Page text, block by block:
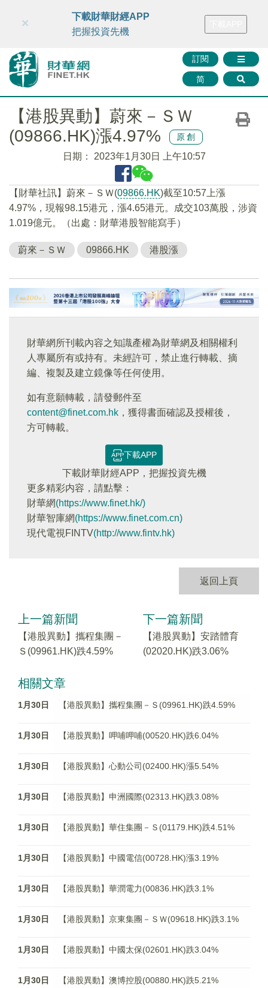
財華智庫網 FINTV FINMETA 財華證券 媒體矩陣
訂閱
简
×
下載財華財經APP
把握投資先機
【港股異動】蔚來－ＳＷ
(09866.HK)漲4.97%
原創
日期： 2023年1月30日 上午10:57
【財華社訊】蔚來－ＳＷ(09866.HK)截至10:57上漲
4.97%，現報98.15港元，漲4.65港元。成交103萬股，涉資
1.019億元。（出處：財華港股智能寫手）
蔚來－ＳＷ 09866.HK 港股漲
財華網所刊載內容之知識產權為財華網及相關權利
人專屬所有或持有。未經許可，禁止進行轉載、摘
編、複製及建立鏡像等任何使用。
如有意願轉載，請發郵件至
content@finet.com.hk ，獲得書面確認及授權後，
方可轉載。
下載APP
下載財華財經APP，把握投資先機
更多精彩内容，請點擊：
財華網(https://www.finet.hk/)
財華智庫網(https://www.finet.com.cn)
現代電視FINTV(http://www.fintv.hk)
返回上頁
上一篇新聞
【港股異動】攜程集團－
Ｓ(09961.HK)跌4.59%
下一篇新聞
【港股異動】安踏體育
(02020.HK)跌3.06%
相關文章
1月30日 【港股異動】攜程集團－Ｓ(09961.HK)跌4.59%
1月30日 【港股異動】呷哺呷哺(00520.HK)跌6.04%
1月30日 【港股異動】心動公司(02400.HK)漲5.54%
1月30日 【港股異動】申洲國際(02313.HK)跌3.08%
1月30日 【港股異動】華住集團－Ｓ(01179.HK)跌4.51%
1月30日 【港股異動】中國電信(00728.HK)漲3.19%
1月30日 【港股異動】華潤電力(00836.HK)跌3.1%
1月30日 【港股異動】京東集團－ＳＷ(09618.HK)跌3.1%
1月30日 【港股異動】中國太保(02601.HK)跌3.04%
1月30日 【港股異動】澳博控股(00880.HK)跌5.21%